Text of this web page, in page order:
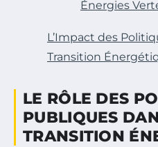
Énergies
L’Impact des
Transition
LE RÔLE DES
PUBLIQUES
TRANSITION